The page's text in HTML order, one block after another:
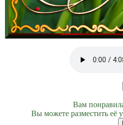
Вам
Вы можете разместить её